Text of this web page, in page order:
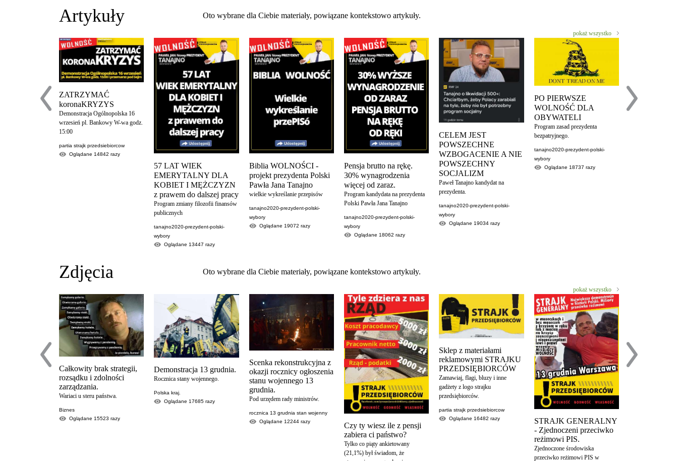
Artykuły Oto wybrane dla Ciebie materiały, powiązane kontekstowo artykuły.
pokaż wszystko
ZATRZYMAĆ
koronaKRYZYS
Demonstracja Ogólnopolska 16
wrzesień pl. Bankowy W-wa godz.
15:00
partia strajk przedsiebiorcow
Oglądane 14842 razy
57 LAT WIEK
EMERYTALNY DLA
KOBIET I MĘŻCZYZN
z prawem do dalszej pracy
Program zmiany filozofii finansów
publicznych
tanajno2020-prezydent-polski-
wybory
Oglądane 13447razy
Biblia WOLNOŚCI -
projekt prezydenta Polski
Pawła Jana Tanajno
wielkie wykreślanie przepisów
tanajno2020-prezydent-polski-
wybory
Oglądane 19072 razy
Pensja brutto na rękę.
30% wynagrodzenia
więcej od zaraz.
Program kandydata na prezydenta
Polski Pawła Jana Tanajno
tanajno2020-prezydent-polski-
wybory
Oglądane 18062 razy
CELEM JEST
POWSZECHNE
WZBOGACENIE A NIE
POWSZECHNY
SOCJALIZM
Paweł Tanajno kandydat na
prezydenta.
tanajno2020-prezydent-polski-
wybory
Oglądane 19034razy
PO PIERWSZE
WOLNOŚĆ DLA
OBYWATELI
Program zasad prezydenta
bezpatryjnego.
tanajno2020-prezydent-polski-
wybory
Oglądane 18737 razy
PO DRUGIE
Zdjęcia Oto wybrane dla Ciebie materiały, powiązane kontekstowo artykuły.
pokaż wszystko
Całkowity brak strategii,
rozsądku i zdolności
zarządzania.
Wariaci u steru państwa.
Biznes
Oglądane 15523 razy
Demonstracja 13 grudnia.
Rocznica stany wojennego.
Polska kraj.
Oglądane 17685razy
Scenka rekonstrukcyjna z
okazji rocznicy ogłoszenia
stanu wojennego 13
grudnia.
Pod urzędem rady ministrów.
rocznica 13 grudnia stan wojenny
Oglądane 12244 razy
Czy ty wiesz ile z pensji
zabiera ci państwo?
Tylko co piąty ankietowany
(21,1%) był świadom, że
Sklep z materiałami
reklamowymi STRAJKU
PRZEDSIĘBIORCÓW
Zamawiaj, flagi, bluzy i inne
gadżety z logo strajku
przedsiębiorców.
partia strajk przedsiebiorcow
Oglądane 16482razy
STRAJK GENERALNY
- Zjednoczeni przeciwko
reżimowi PIS.
Zjednoczone środowiska
przeciwko reżimowi PIS w